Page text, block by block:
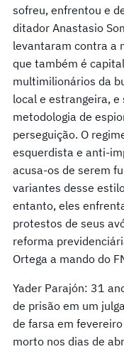
sofreu, enfrentou e
ditador Anastasio
levantaram contra a
que também é
multimilionários da
local e estrangeira,
metodologia de
perseguição. O
esquerdista e anti-
acusa-os de serem
variantes desse
entanto, eles
protestos de seus
reforma
Ortega a mando do
Yader Parajón: 31
de prisão em um
de farsa em
morto nos dias de